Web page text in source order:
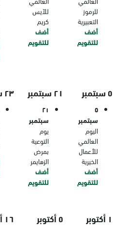
للرموز
التعبيرية
أضف
للتقويم
للآيس
كريم
أضف
للتقويم
٥ سبتمبر
٥
سبتمبر
اليوم
العالمي
للأعمال
الخيرية
أضف
للتقويم
٢١ سبتمبر
٢١
سبتمبر
يوم
التوعية
بمرض
الزهايمر
أضف
للتقويم
٢٣ سبتمبر
١ أكتوبر ٥ أكتوبر ١٦ أكتوبر